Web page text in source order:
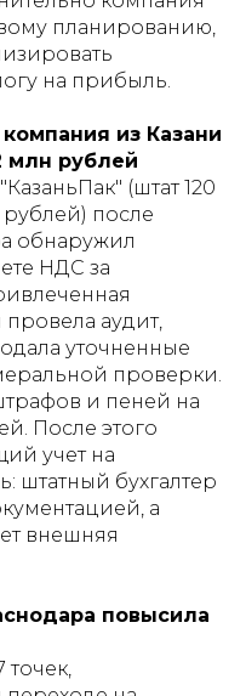
планированию,
на прибыль.
из Казани
млн рублей
(штат 120
после
обнаружил
НДС за
аудит,
уточненные
проверки.
и пеней на
После этого
учет на
штатный бухгалтер
а
внешняя
повысила